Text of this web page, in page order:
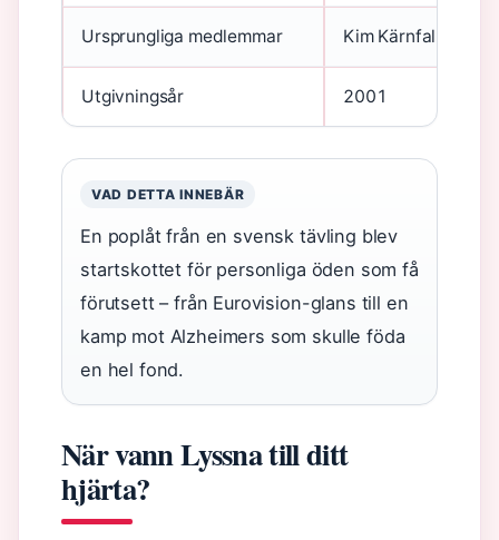
Ursprungliga medlemmar Kim Kärnfalk, Nina
Utgivningsår 2001
VAD DETTA INNEBÄR
En poplåt från en svensk tävling blev
startskottet för personliga öden som få
förutsett – från Eurovision-glans till en
kamp mot Alzheimers som skulle föda
en hel fond.
När vann Lyssna till ditt
hjärta?